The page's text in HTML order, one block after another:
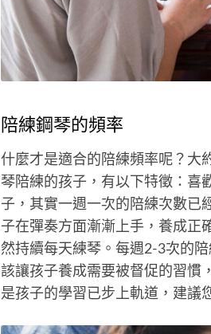
陪練鋼琴的頻率
什麼才是適合的陪練頻率呢？大
琴陪練的孩子，有以下特徵：喜
子，其實一週一次的陪練次數已
子在彈奏方面漸漸上手，養成正
然持續每天練琴。每週2-3次的
該讓孩子養成需要被督促的習慣
是孩子的學習已步上軌道，建議